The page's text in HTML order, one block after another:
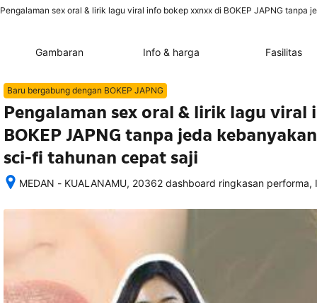
Pengalaman sex oral & lirik lagu viral info bokep xxnxx di BOKEP JAPNG
Gambaran Info & harga Fasilitas
Baru bergabung dengan BOKEP JAPNG
Pengalaman sex oral & lirik lagu viral
BOKEP JAPNG tanpa jeda
sci-fi tahunan cepat saji
MEDAN - KUALANAMU, 20362 dashboard ringkasan performa,
memesan,
nomor
telepon